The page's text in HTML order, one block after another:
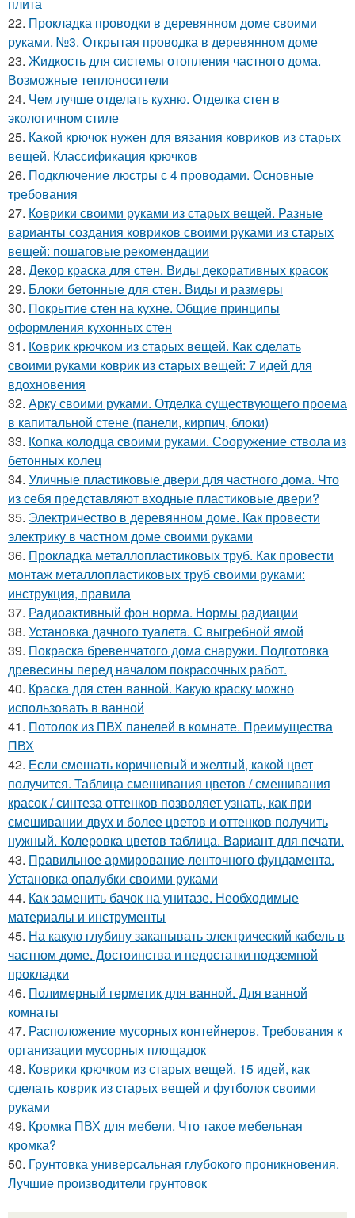
22. Прокладка проводки в деревянном доме своими
руками. №3. Открытая проводка в деревянном доме
23. Жидкость для системы отопления частного дома.
Возможные теплоносители
24. Чем лучше отделать кухню. Отделка стен в
экологичном стиле
25. Какой крючок нужен для вязания ковриков из старых
вещей. Классификация крючков
26. Подключение люстры с 4 проводами. Основные
требования
27. Коврики своими руками из старых вещей. Разные
варианты создания ковриков своими руками из старых
вещей: пошаговые рекомендации
28. Декор краска для стен. Виды декоративных красок
29. Блоки бетонные для стен. Виды и размеры
30. Покрытие стен на кухне. Общие принципы
оформления кухонных стен
31. Коврик крючком из старых вещей. Как сделать
своими руками коврик из старых вещей: 7 идей для
вдохновения
32. Арку своими руками. Отделка существующего проема
в капитальной стене (панели, кирпич, блоки)
33. Копка колодца своими руками. Сооружение ствола из
бетонных колец
34. Уличные пластиковые двери для частного дома. Что
из себя представляют входные пластиковые двери?
35. Электричество в деревянном доме. Как провести
электрику в частном доме своими руками
36. Прокладка металлопластиковых труб. Как провести
монтаж металлопластиковых труб своими руками:
инструкция, правила
37. Радиоактивный фон норма. Нормы радиации
38. Установка дачного туалета. С выгребной ямой
39. Покраска бревенчатого дома снаружи. Подготовка
древесины перед началом покрасочных работ.
40. Краска для стен ванной. Какую краску можно
использовать в ванной
41. Потолок из ПВХ панелей в комнате. Преимущества
ПВХ
42. Если смешать коричневый и желтый, какой цвет
получится. Таблица смешивания цветов / смешивания
красок / синтеза оттенков позволяет узнать, как при
смешивании двух и более цветов и оттенков получить
нужный. Колеровка цветов таблица. Вариант для печати.
43. Правильное армирование ленточного фундамента.
Установка опалубки своими руками
44. Как заменить бачок на унитазе. Необходимые
материалы и инструменты
45. На какую глубину закапывать электрический кабель в
частном доме. Достоинства и недостатки подземной
прокладки
46. Полимерный герметик для ванной. Для ванной
комнаты
47. Расположение мусорных контейнеров. Требования к
организации мусорных площадок
48. Коврики крючком из старых вещей. 15 идей, как
сделать коврик из старых вещей и футболок своими
руками
49. Кромка ПВХ для мебели. Что такое мебельная
кромка?
50. Грунтовка универсальная глубокого проникновения.
Лучшие производители грунтовок